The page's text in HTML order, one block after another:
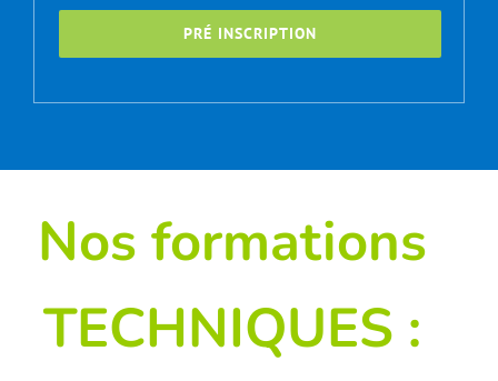
PRÉ INSCRIPTION
Nos formations
TECHNIQUES :